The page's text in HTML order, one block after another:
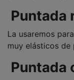
Puntada
La usaremos
muy elásticos de
Puntada